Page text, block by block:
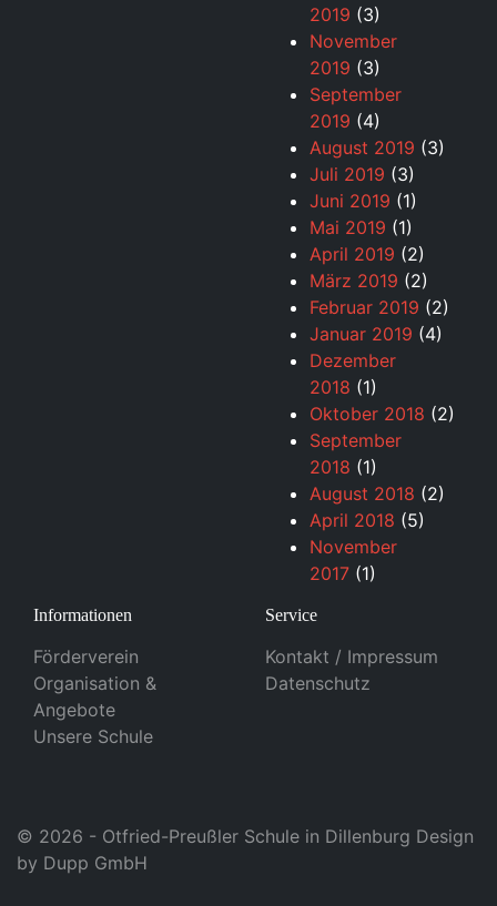
2019 (3)
November
2019 (3)
September
2019 (4)
August 2019 (3)
Juli 2019 (3)
Juni 2019 (1)
Mai 2019 (1)
April 2019 (2)
März 2019 (2)
Februar 2019 (2)
Januar 2019 (4)
Dezember
2018 (1)
Oktober 2018 (2)
September
2018 (1)
August 2018 (2)
April 2018 (5)
November
2017 (1)
Informationen
Förderverein
Organisation &
Angebote
Unsere Schule
Service
Kontakt / Impressum
Datenschutz
© 2026 - Otfried-Preußler Schule in Dillenburg Design
by Dupp GmbH